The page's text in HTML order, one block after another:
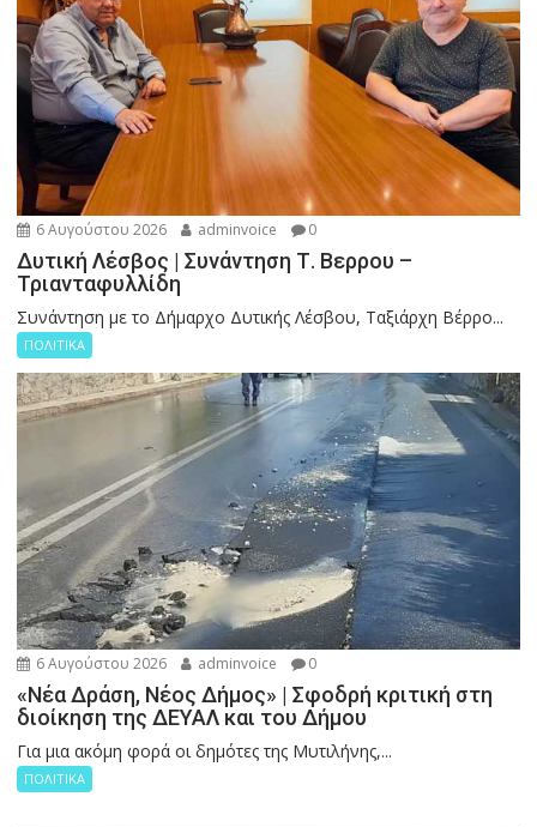
6 Αυγούστου 2026 adminvoice 0
Δυτική Λέσβος | Συνάντηση Τ. Βερρου –
Τριανταφυλλίδη
Συνάντηση με το Δήμαρχο Δυτικής Λέσβου, Ταξιάρχη Βέρρο...
ΠΟΛΙΤΙΚΑ
6 Αυγούστου 2026 adminvoice 0
«Νέα Δράση, Νέος Δήμος» | Σφοδρή κριτική στη
διοίκηση της ΔΕΥΑΛ και του Δήμου
Για μια ακόμη φορά οι δημότες της Μυτιλήνης,...
ΠΟΛΙΤΙΚΑ